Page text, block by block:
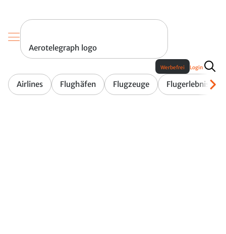
Aerotelegraph logo
Airlines Flughäfen Flugzeuge Flugerlebnis
Werbefrei Login